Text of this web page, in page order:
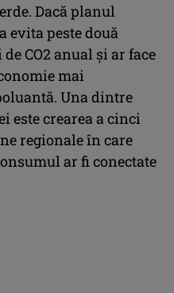
Dacă planul
evita peste două
CO2 anual şi ar face
mai
Una dintre
este crearea a cinci
regionale în care
ar fi conectate